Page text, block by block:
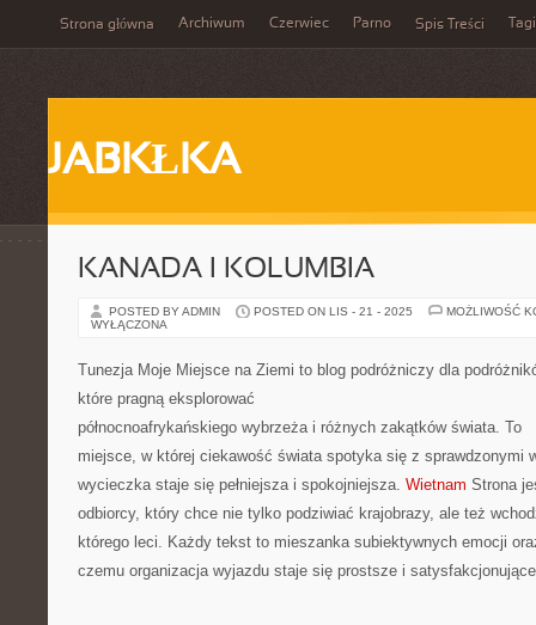
Strona główna Archiwum Czerwiec Parno Spis Treści Tagi
JABKŁKA
KANADA I KOLUMBIA
POSTED BY ADMIN POSTED ON LIS - 21 - 2025
MOŻLIWOŚĆ
WYŁĄCZONA
Tunezja Moje Miejsce na Ziemi to blog podróżniczy dla
które pragną eksplorować
północnoafrykańskiego wybrzeża i różnych zakątków świata. To
miejsce, w której ciekawość świata spotyka się z sprawdzonymi
wycieczka staje się pełniejsza i spokojniejsza. Wietnam Strona
odbiorcy, który chce nie tylko podziwiać krajobrazy, ale też
którego leci. Każdy tekst to mieszanka subiektywnych emocji
czemu organizacja wyjazdu staje się prostsze i